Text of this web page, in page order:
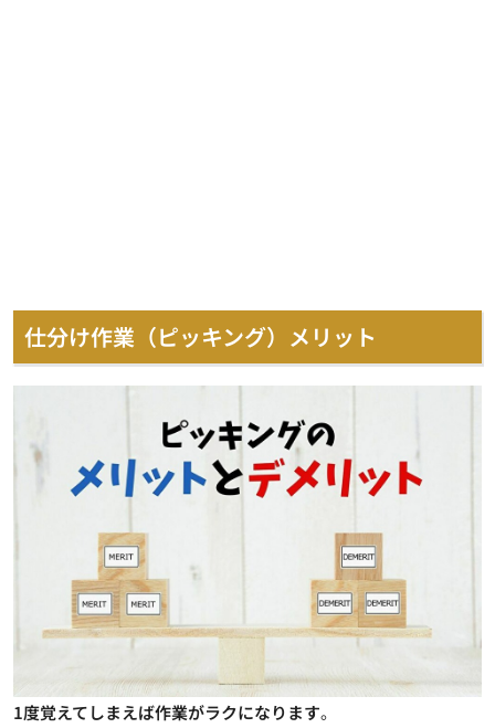
仕分け作業（ピッキング）メリット
1度覚えてしまえば作業がラクになります。